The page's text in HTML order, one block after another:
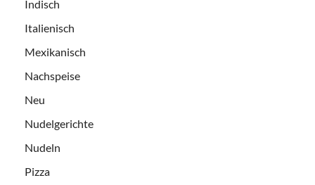
Indisch
Italienisch
Mexikanisch
Nachspeise
Neu
Nudelgerichte
Nudeln
Pizza